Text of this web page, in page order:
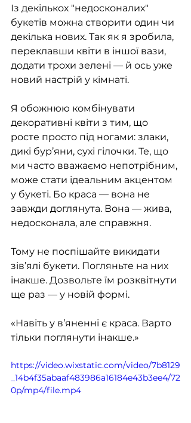
Із декількох "недосконалих"
букетів можна створити один чи
декілька нових. Так як я зробила,
переклавши квіти в іншої вази,
додати трохи зелені — й ось уже
новий настрій у кімнаті.
Я обожнюю комбінувати
декоративні квіти з тим, що
росте просто під ногами: злаки,
дикі бур’яни, сухі гілочки. Те, що
ми часто вважаємо непотрібним,
може стати ідеальним акцентом
у букеті. Бо краса — вона не
завжди доглянута. Вона — жива,
недосконала, але справжня.
Тому не поспішайте викидати
зів’ялі букети. Погляньте на них
інакше. Дозвольте їм розквітнути
ще раз — у новій формі.
«Навіть у в’яненні є краса. Варто
тільки поглянути інакше.»
https://video.wixstatic.com/video/7b8129
_14b4f35abaaf483986a16184e43b3ee4/72
0p/mp4/file.mp4